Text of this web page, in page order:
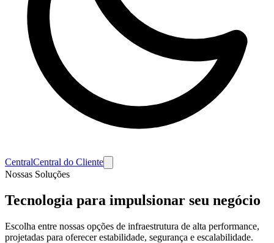
CentralCentral do Cliente
Nossas Soluções
Tecnologia para impulsionar seu negócio
Escolha entre nossas opções de infraestrutura de alta performance,
projetadas para oferecer estabilidade, segurança e escalabilidade.